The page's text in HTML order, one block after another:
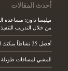
أحدث المقالات
ميليسا داون: مساعدة
من خلال التدريب
أفضل 25 نشاطاً يمكنك القيام بها في دبي: دليل المعالم السياحية والأنشطة (2025)
المشي لمسافات طويلة